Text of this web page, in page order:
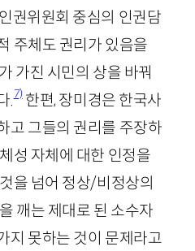
권위원회 중심의 인권담
주체도 권리가 있음을
가진 시민의 상을 바꿔
.7)한편, 장미경은 한국사
고 그들의 권리를 주장하
성 자체에 대한 인정을
을 넘어 정상/비정상의
깨는 제대로 된 소수자
지 못하는 것이 문제라고